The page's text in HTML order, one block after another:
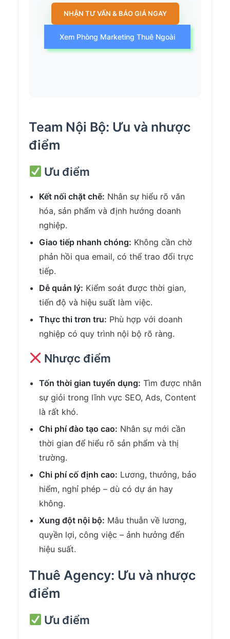
NHẬN TƯ VẤN & BÁO GIÁ NGAY
Xem Phòng Marketing Thuê Ngoài
Team Nội Bộ: Ưu và nhược
điểm
Ưu điểm
Kết nối chặt chẽ: Nhân sự hiểu rõ văn
hóa, sản phẩm và định hướng doanh
nghiệp.
Giao tiếp nhanh chóng: Không cần chờ
phản hồi qua email, có thể trao đổi trực
tiếp.
Dễ quản lý: Kiểm soát được thời gian,
tiến độ và hiệu suất làm việc.
Thực thi trơn tru: Phù hợp với doanh
nghiệp có quy trình nội bộ rõ ràng.
Nhược điểm
Tốn thời gian tuyển dụng: Tìm được nhân
sự giỏi trong lĩnh vực SEO, Ads, Content
là rất khó.
Chi phí đào tạo cao: Nhân sự mới cần
thời gian để hiểu rõ sản phẩm và thị
trường.
Chi phí cố định cao: Lương, thưởng, bảo
hiểm, nghỉ phép – dù có dự án hay
không.
Xung đột nội bộ: Mâu thuẫn về lương,
quyền lợi, công việc – ảnh hưởng đến
hiệu suất.
Thuê Agency: Ưu và nhược
điểm
Ưu điểm